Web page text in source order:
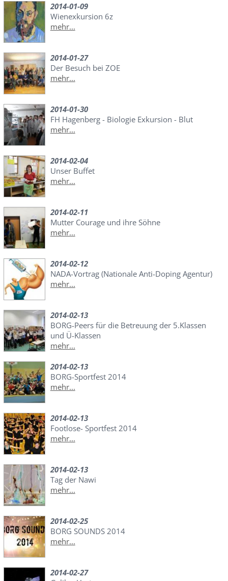
2014-01-09
Wienexkursion 6z
mehr...
2014-01-27
Der Besuch bei ZOE
mehr...
2014-01-30
FH Hagenberg - Biologie Exkursion - Blut
mehr...
2014-02-04
Unser Buffet
mehr...
2014-02-11
Mutter Courage und ihre Söhne
mehr...
2014-02-12
NADA-Vortrag (Nationale Anti-Doping Agentur)
mehr...
2014-02-13
BORG-Peers für die Betreuung der 5.Klassen
und Ü-Klassen
mehr...
2014-02-13
BORG-Sportfest 2014
mehr...
2014-02-13
Footlose- Sportfest 2014
mehr...
2014-02-13
Tag der Nawi
mehr...
2014-02-25
BORG SOUNDS 2014
mehr...
2014-02-27